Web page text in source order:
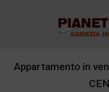
Appartamento in